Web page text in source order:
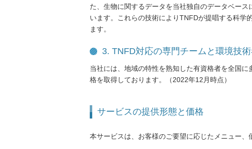
た、生物に関するデータを当社独自のデータベー
います。これらの技術によりTNFDが提唱する科学
ます。
3. TNFD対応の専門チームと環境技
当社には、地域の特性を熟知した有資格者を全国
格を取得しております。（2022年12月時点）
サービスの提供形態と価格
本サービスは、お客様のご要望に応じたメニュー、